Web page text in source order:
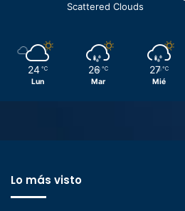
Scattered Clouds
24 ℃
Lun
26 ℃
Mar
27 ℃
Mié
Lo más visto